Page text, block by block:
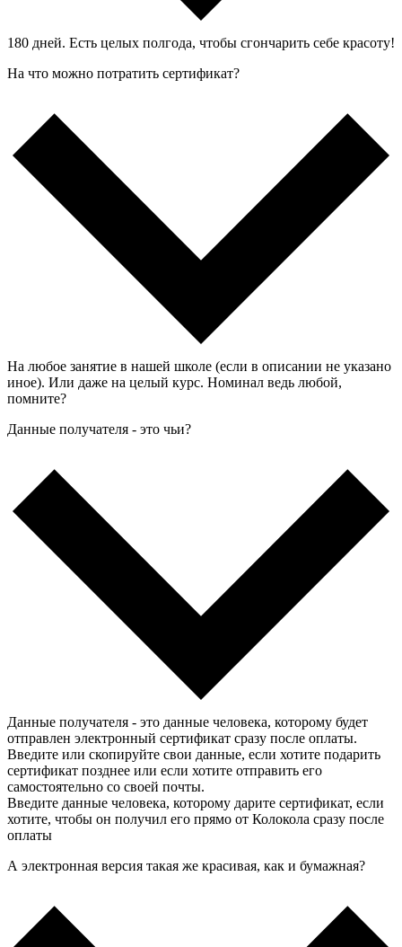
180 дней. Есть целых полгода, чтобы сгончарить себе красоту!
На что можно потратить сертификат?
На любое занятие в нашей школе (если в описании не указано
иное). Или даже на целый курс. Номинал ведь любой,
помните?
Данные получателя - это чьи?
Данные получателя - это данные человека, которому будет
отправлен электронный сертификат сразу после оплаты.
Введите или скопируйте свои данные, если хотите подарить
сертификат позднее или если хотите отправить его
самостоятельно со своей почты.
Введите данные человека, которому дарите сертификат, если
хотите, чтобы он получил его прямо от Колокола сразу после
оплаты
А электронная версия такая же красивая, как и бумажная?